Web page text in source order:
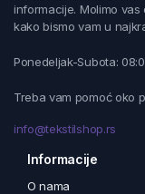
informacije. Molimo
kako bismo vam u
Ponedeljak-Subota:
Treba vam pomoć oko
info@tekstilshop.rs
Informacije
O nama